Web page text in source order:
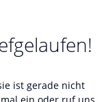
ist gerade nicht